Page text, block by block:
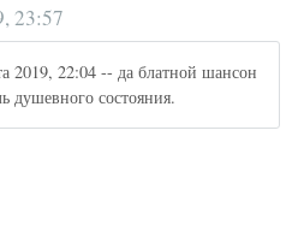
23:57
2019, 22:04 -- да блатной шансон
душевного состояния.